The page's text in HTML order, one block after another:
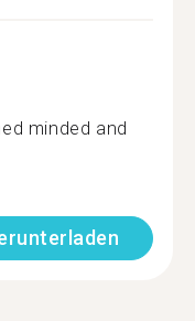
minded and